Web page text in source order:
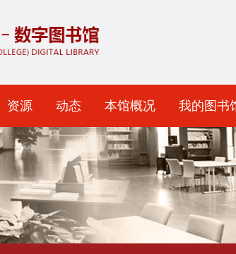
资源 动态 本馆概况 我的图书